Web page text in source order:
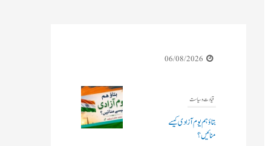
بتاؤ ہم یوم آزادی کیسے
06/08/2026